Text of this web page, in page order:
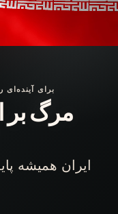
برای آینده‌ای
مرگ بر
ایران همیشه